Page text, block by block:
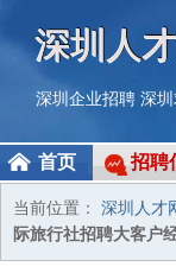
深圳人
深圳企业招聘 深
首页 招聘
当前位置： 深圳人才
际旅行社招聘大客户